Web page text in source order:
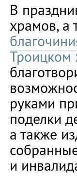
В
храмов, а
Троицком
руками
поделки
а также
и